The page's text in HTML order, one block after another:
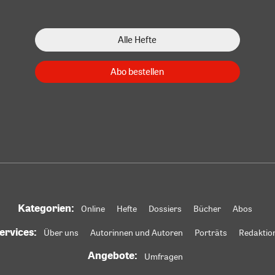
Alle Hefte
Abo bestellen
Kategorien: Online Hefte Dossiers Bücher Abos
Über uns Autorinnen und Autoren Porträts
Angebote: Umfragen